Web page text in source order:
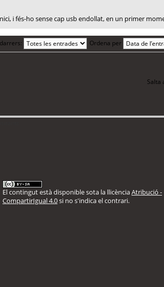
i fés-ho sense cap usb endollat, en un primer
Ordena per
Salta
El contingut està disponible sota la llicènciaAtribució -
CompartirIgual 4.0si no s'indica el contrari.